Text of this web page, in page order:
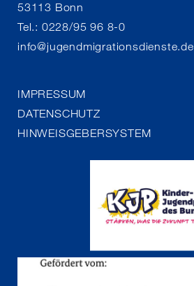
53113 Bonn
Tel.: 0228/95 96 8-0
info@jugendmigrationsdienste.de
IMPRESSUM
DATENSCHUTZ
HINWEISGEBERSYSTEM